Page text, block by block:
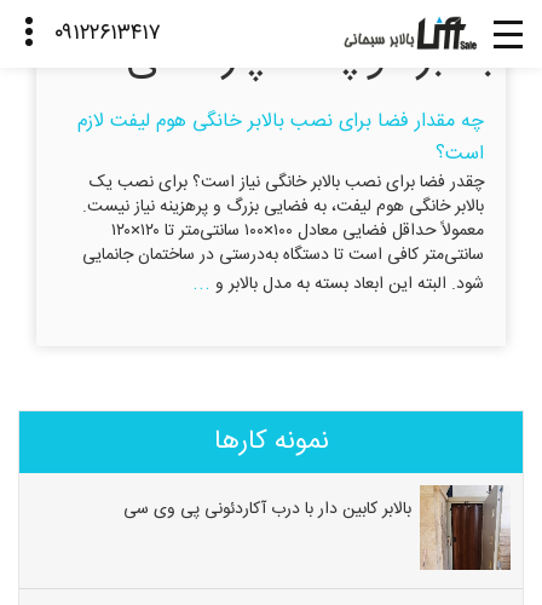
بالابر کوچک آپارتمانی
چه مقدار فضا برای نصب بالابر خانگی هوم لیفت لازم
است؟
چقدر فضا برای نصب بالابر خانگی نیاز است؟ برای نصب یک
بالابر خانگی هوم لیفت، به فضایی بزرگ و پرهزینه نیاز نیست.
معمولاً حداقل فضایی معادل ۱۰۰×۱۰۰ سانتی‌متر تا ۱۲۰×۱۲۰
سانتی‌متر کافی است تا دستگاه به‌درستی در ساختمان جانمایی
شود. البته این ابعاد بسته به مدل بالابر و ...
نمونه کارها
بالابر کابین دار با درب آکاردئونی پی وی سی